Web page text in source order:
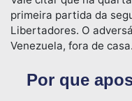
primeira partida da
Libertadores. O
Venezuela, fora de casa.
Por que